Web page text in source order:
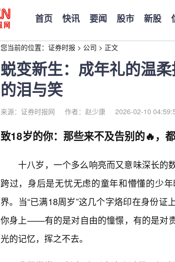
首页 快讯 要闻 股市 新股
您当前的位置： 证券时报 > 公司 > 正文
蜕变新生：成年礼的温
的泪与笑
来源：证券时报网 作者：赵少康 2026-02-10
致18岁的你：那些来不及告别的🔥，
十八岁，一个多么响亮而又意味深长的
跨过，身后是无忧无虑的童年和懵懂的少
界。当“已满18周岁”这几个字烙印在身份
你身上——有的是对自由的憧憬，有的是对
光的记忆，挥之不去。